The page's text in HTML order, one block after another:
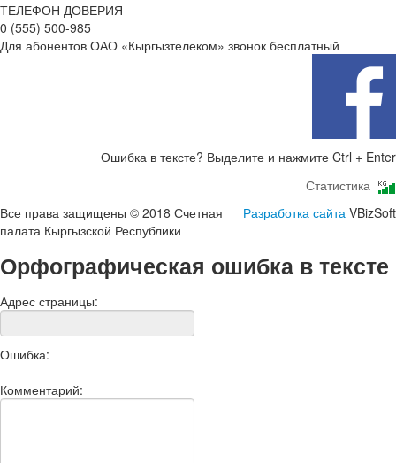
ТЕЛЕФОН ДОВЕРИЯ
0 (555) 500-985
Для абонентов ОАО «Кыргызтелеком» звонок бесплатный
Ошибка в тексте? Выделите и нажмите Ctrl + Enter
Статистика
Все права защищены © 2018 Счетная
палата Кыргызской Республики
Разработка сайта VBizSoft
Орфографическая ошибка в тексте
Адрес страницы:
Ошибка:
Комментарий: